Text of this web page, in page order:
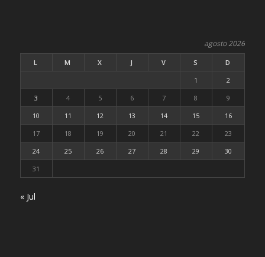
agosto 2026
L M X J V S
D
1
2
3
4 5 6 7 8
9
10
11 12 13 14 15
16
17
18 19 20 21 22
23
24
25 26 27 28 29
30
31
« Jul